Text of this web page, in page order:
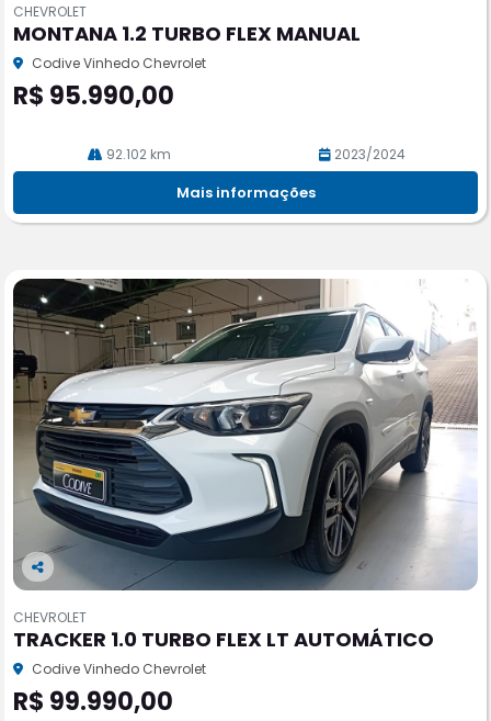
pa
rtil
he
CHEVROLET
MONTANA 1.2 TURBO FLEX MANUAL
Codive Vinhedo Chevrolet
R$ 95.990,00
92.102 km 2023/2024
Mais informações
Co
pa
rtil
he
CHEVROLET
TRACKER 1.0 TURBO FLEX LT AUTOMÁTICO
Codive Vinhedo Chevrolet
R$ 99.990,00